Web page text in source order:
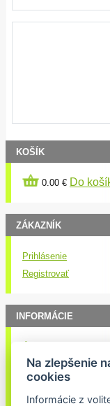
KOŠÍK
0.00 € Do
ZÁKAZNÍK
Prihlásenie
Registrovať
INFORMÁCIE
Obchodné podmienky
Kontakt
Doručenie nákupu
Na zlepšenie
cookies
Informácie z